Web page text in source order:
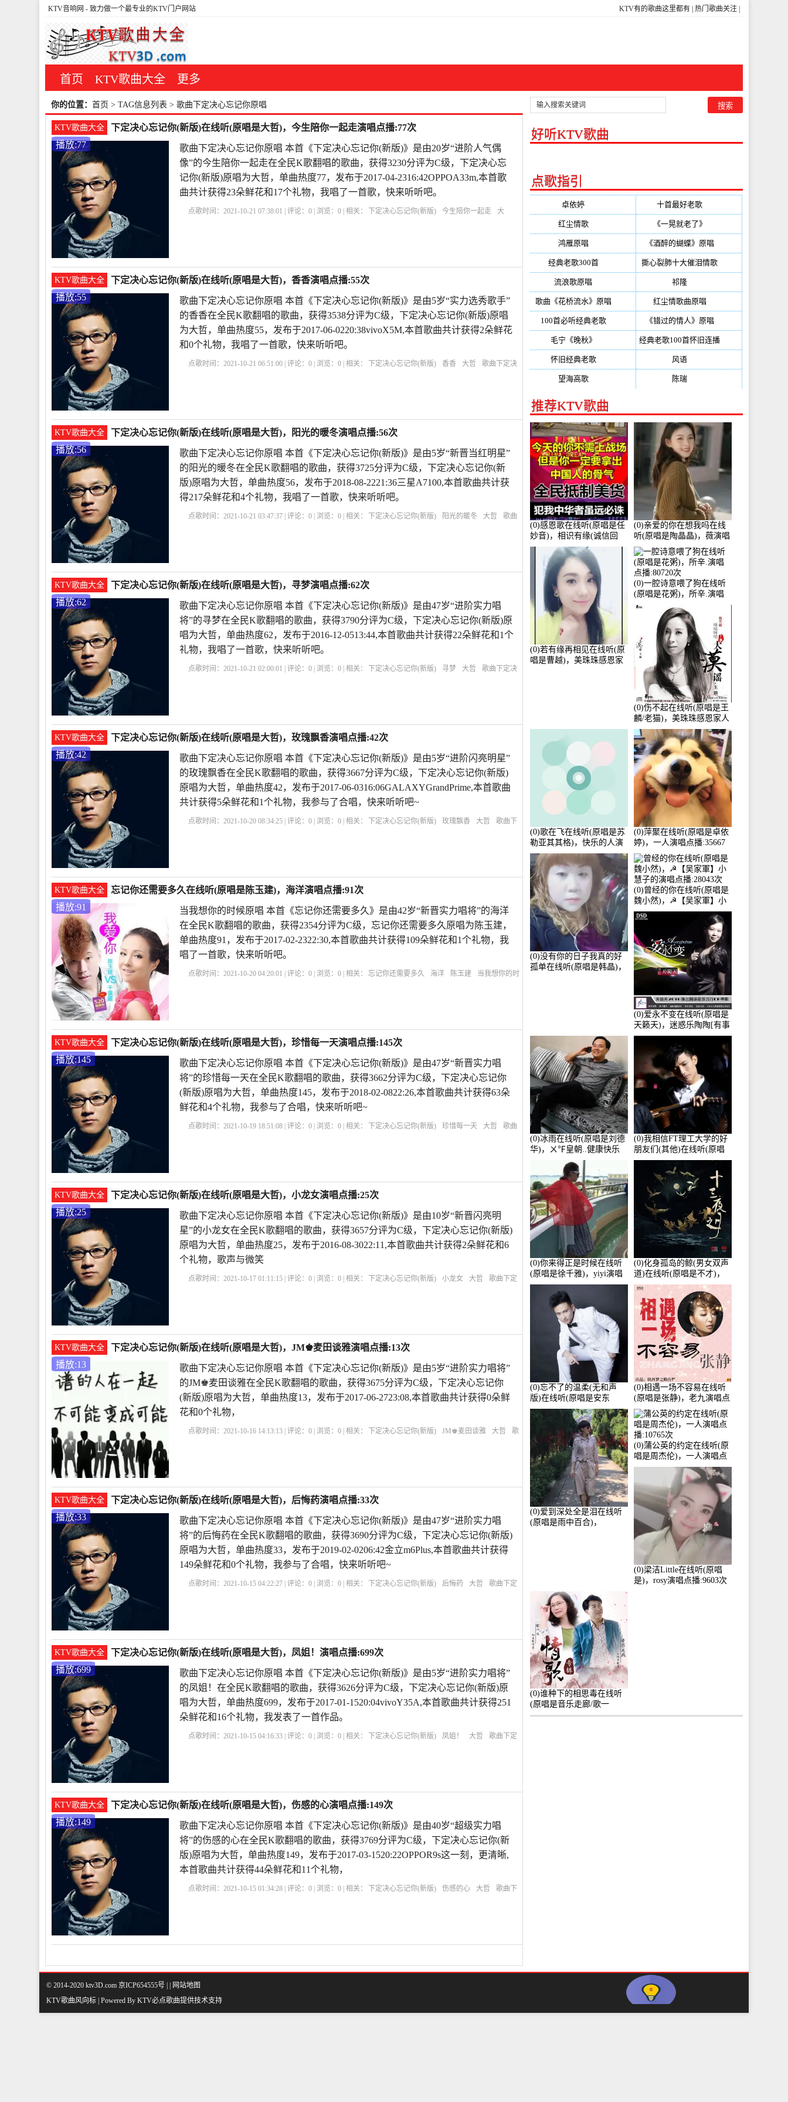
KTV有的歌曲这里都有 热门歌曲关注
KTV音响网 - 致力做一个最专业的KTV门户网站
首页 KTV歌曲大全 更多
你的位置： 首页 > TAG信息列表 > 歌曲下定决心忘记你原唱
KTV歌曲大全
下定决心忘记你(新版)在线听(原唱是大哲)，今生陪你一起走演唱点播:77次
播放:77
歌曲下定决心忘记你原唱 本首《下定决心忘记你(新版)》是由20岁“进阶人气偶
像”的今生陪你一起走在全民K歌翻唱的歌曲，获得3230分评为C级，下定决心忘
记你(新版)原唱为大哲，单曲热度77，发布于2017-04-2316:42OPPOA33m,本首歌
曲共计获得23朵鲜花和17个礼物，我唱了一首歌，快来听听吧。
点歌时间：2021-10-21 07:38:01 | 评论：0 | 浏览：0 | 相关： 下定决心忘记你(新版) 今生陪你一起走
大
KTV歌曲大全
下定决心忘记你(新版)在线听(原唱是大哲)，香香演唱点播:55次
播放:55
歌曲下定决心忘记你原唱 本首《下定决心忘记你(新版)》是由5岁“实力选秀歌手”
的香香在全民K歌翻唱的歌曲，获得3538分评为C级，下定决心忘记你(新版)原唱
为大哲，单曲热度55，发布于2017-06-0220:38vivoX5M,本首歌曲共计获得2朵鲜花
和0个礼物，我唱了一首歌，快来听听吧。
点歌时间：2021-10-21 06:51:00 | 评论：0 | 浏览：0 | 相关： 下定决心忘记你(新版) 香香 大哲
歌曲下定决
KTV歌曲大全
下定决心忘记你(新版)在线听(原唱是大哲)，阳光的暖冬演唱点播:56次
播放:56
歌曲下定决心忘记你原唱 本首《下定决心忘记你(新版)》是由5岁“新晋当红明星”
的阳光的暖冬在全民K歌翻唱的歌曲，获得3725分评为C级，下定决心忘记你(新
版)原唱为大哲，单曲热度56，发布于2018-08-2221:36三星A7100,本首歌曲共计获
得217朵鲜花和4个礼物，我唱了一首歌，快来听听吧。
点歌时间：2021-10-21 03:47:37 | 评论：0 | 浏览：0 | 相关： 下定决心忘记你(新版) 阳光的暖冬 大哲
歌曲
KTV歌曲大全
下定决心忘记你(新版)在线听(原唱是大哲)，寻梦演唱点播:62次
播放:62
歌曲下定决心忘记你原唱 本首《下定决心忘记你(新版)》是由47岁“进阶实力唱
将”的寻梦在全民K歌翻唱的歌曲，获得3790分评为C级，下定决心忘记你(新版)原
唱为大哲，单曲热度62，发布于2016-12-0513:44,本首歌曲共计获得22朵鲜花和1个
礼物，我唱了一首歌，快来听听吧。
点歌时间：2021-10-21 02:00:01 | 评论：0 | 浏览：0 | 相关： 下定决心忘记你(新版) 寻梦 大哲
歌曲下定决
KTV歌曲大全
下定决心忘记你(新版)在线听(原唱是大哲)，玫瑰飘香演唱点播:42次
播放:42
歌曲下定决心忘记你原唱 本首《下定决心忘记你(新版)》是由5岁“进阶闪亮明星”
的玫瑰飘香在全民K歌翻唱的歌曲，获得3667分评为C级，下定决心忘记你(新版)
原唱为大哲，单曲热度42，发布于2017-06-0316:06GALAXYGrandPrime,本首歌曲
共计获得5朵鲜花和1个礼物，我参与了合唱，快来听听吧~
点歌时间：2021-10-20 08:34:25 | 评论：0 | 浏览：0 | 相关： 下定决心忘记你(新版) 玫瑰飘香 大哲
歌曲下
KTV歌曲大全
忘记你还需要多久在线听(原唱是陈玉建)，海洋演唱点播:91次
播放:91
当我想你的时候原唱 本首《忘记你还需要多久》是由42岁“新晋实力唱将”的海洋
在全民K歌翻唱的歌曲，获得2354分评为C级，忘记你还需要多久原唱为陈玉建，
单曲热度91，发布于2017-02-2322:30,本首歌曲共计获得109朵鲜花和1个礼物，我
唱了一首歌，快来听听吧。
点歌时间：2021-10-20 04:20:01 | 评论：0 | 浏览：0 | 相关： 忘记你还需要多久 海洋 陈玉建
当我想你的时
KTV歌曲大全
下定决心忘记你(新版)在线听(原唱是大哲)，珍惜每一天演唱点播:145次
播放:145
歌曲下定决心忘记你原唱 本首《下定决心忘记你(新版)》是由47岁“新晋实力唱
将”的珍惜每一天在全民K歌翻唱的歌曲，获得3662分评为C级，下定决心忘记你
(新版)原唱为大哲，单曲热度145，发布于2018-02-0822:26,本首歌曲共计获得63朵
鲜花和4个礼物，我参与了合唱，快来听听吧~
点歌时间：2021-10-19 18:51:08 | 评论：0 | 浏览：0 | 相关： 下定决心忘记你(新版) 珍惜每一天 大哲
歌曲
KTV歌曲大全
下定决心忘记你(新版)在线听(原唱是大哲)，小龙女演唱点播:25次
播放:25
歌曲下定决心忘记你原唱 本首《下定决心忘记你(新版)》是由10岁“新晋闪亮明
星”的小龙女在全民K歌翻唱的歌曲，获得3657分评为C级，下定决心忘记你(新版)
原唱为大哲，单曲热度25，发布于2016-08-3022:11,本首歌曲共计获得2朵鲜花和6
个礼物，歌声与微笑
点歌时间：2021-10-17 01:11:15 | 评论：0 | 浏览：0 | 相关： 下定决心忘记你(新版) 小龙女 大哲
歌曲下定
KTV歌曲大全
下定决心忘记你(新版)在线听(原唱是大哲)，JM♚麦田谈雅演唱点播:13次
播放:13
歌曲下定决心忘记你原唱 本首《下定决心忘记你(新版)》是由5岁“进阶实力唱将”
的JM♚麦田谈雅在全民K歌翻唱的歌曲，获得3675分评为C级，下定决心忘记你
(新版)原唱为大哲，单曲热度13，发布于2017-06-2723:08,本首歌曲共计获得0朵鲜
花和0个礼物，
点歌时间：2021-10-16 14:13:13 | 评论：0 | 浏览：0 | 相关： 下定决心忘记你(新版) JM♚麦田谈雅 大哲
歌
KTV歌曲大全
下定决心忘记你(新版)在线听(原唱是大哲)，后悔药演唱点播:33次
播放:33
歌曲下定决心忘记你原唱 本首《下定决心忘记你(新版)》是由47岁“进阶实力唱
将”的后悔药在全民K歌翻唱的歌曲，获得3690分评为C级，下定决心忘记你(新版)
原唱为大哲，单曲热度33，发布于2019-02-0206:42金立m6Plus,本首歌曲共计获得
149朵鲜花和0个礼物，我参与了合唱，快来听听吧~
点歌时间：2021-10-15 04:22:27 | 评论：0 | 浏览：0 | 相关： 下定决心忘记你(新版) 后悔药 大哲
歌曲下定
KTV歌曲大全
下定决心忘记你(新版)在线听(原唱是大哲)，凤姐！演唱点播:699次
播放:699
歌曲下定决心忘记你原唱 本首《下定决心忘记你(新版)》是由5岁“进阶实力唱将”
的凤姐！在全民K歌翻唱的歌曲，获得3626分评为C级，下定决心忘记你(新版)原
唱为大哲，单曲热度699，发布于2017-01-1520:04vivoY35A,本首歌曲共计获得251
朵鲜花和16个礼物，我发表了一首作品。
点歌时间：2021-10-15 04:16:33 | 评论：0 | 浏览：0 | 相关： 下定决心忘记你(新版) 凤姐！ 大哲
歌曲下定
KTV歌曲大全
下定决心忘记你(新版)在线听(原唱是大哲)，伤感的心演唱点播:149次
播放:149
歌曲下定决心忘记你原唱 本首《下定决心忘记你(新版)》是由40岁“超级实力唱
将”的伤感的心在全民K歌翻唱的歌曲，获得3769分评为C级，下定决心忘记你(新
版)原唱为大哲，单曲热度149，发布于2017-03-1520:22OPPOR9s这一刻，更清晰,
本首歌曲共计获得44朵鲜花和11个礼物，
点歌时间：2021-10-15 01:34:28 | 评论：0 | 浏览：0 | 相关： 下定决心忘记你(新版) 伤感的心 大哲
歌曲下
好听KTV歌曲
点歌指引
卓依婷 十首最好老歌
红尘情歌(296) 《一晃就老了》
鸿雁原唱 《酒醉的蝴蝶》原唱
经典老歌300首(203) 撕心裂肺十大催泪情歌
流浪歌原唱 祁隆
歌曲《花桥流水》原唱 红尘情歌曲原唱
100首必听经典老歌(150) 《错过的情人》原唱
毛宁《晚秋》 经典老歌100首怀旧连播
怀旧经典老歌(133) 风语
望海高歌(131) 陈瑞
推荐KTV歌曲
(0)感恩歌在线听(原唱是任
妙音)，相识有缘(诚信回
访)演唱点播:161288次
(0)亲爱的你在想我吗在线
听(原唱是陶晶晶)，薇演唱
点播:159722次
(0)若有缘再相见在线听(原
唱是曹越)，美珠珠感恩家
(0)一腔诗意喂了狗在线听
(原唱是花粥)，所辛.演唱
点播:80720次
(0)伤不起在线听(原唱是王
麟/老猫)，美珠珠感恩家人
演唱点播:80218次
(0)歌在飞在线听(原唱是苏
勒亚其其格)，快乐的人演
唱点播:36次
(0)萍聚在线听(原唱是卓依
婷)，一人演唱点播:35667
次
(0)没有你的日子我真的好
孤单在线听(原唱是韩晶)，
(0)曾经的你在线听(原唱是
魏小然)，☭【吴家軍】小
慧子的演唱点播:28043次
(0)爱永不变在线听(原唱是
天籁天)，迷惑乐陶陶[有事
暂离]演唱点播:27678次
(0)冰雨在线听(原唱是刘德
华)，ㄨ℉皇朝..健康快乐
演唱点播:26643次
(0)我相信FT理工大学的好
朋友们(其他)在线听(原唱
是杨培安)，老乔演唱点
播:23714次
(0)你来得正是时候在线听
(原唱是徐千雅)，yiyi演唱
点播:21991次
(0)化身孤岛的鲸(男女双声
道)在线听(原唱是不才)，
HGBai演唱点播:19428次
(0)忘不了的温柔(无和声
版)在线听(原唱是安东
阳)，老九演唱点播:17392
次
(0)相遇一场不容易在线听
(原唱是张静)，老九演唱点
播:11453次
(0)爱到深处全是泪在线听
(原唱是雨中百合)，
(0)蒲公英的约定在线听(原
唱是周杰伦)，一人演唱点
播:10765次
(0)梁洁Little在线听(原唱
是)，rosy演唱点播:9603次
(0)谁种下的相思毒在线听
(原唱是音乐走廊/歌一
生)，小群演唱点播:8975次
© 2014-2020 ktv3D.com 京ICP654555号 |
网站地图
KTV歌曲风向标 | Powered By KTV必点歌曲提供技术支持